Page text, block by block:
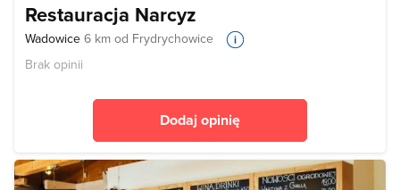
Restauracja Narcyz
Wadowice 6 km od Frydrychowice
Brak opinii
Dodaj opinię